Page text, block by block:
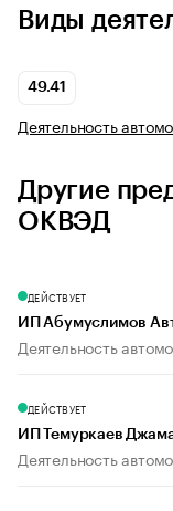
Виды
49.41
Деятельность
Другие
ОКВЭД
ДЕЙСТВУЕТ
ИП Абумуслимов
Деятельность
ДЕЙСТВУЕТ
ИП Темуркаев
Деятельность